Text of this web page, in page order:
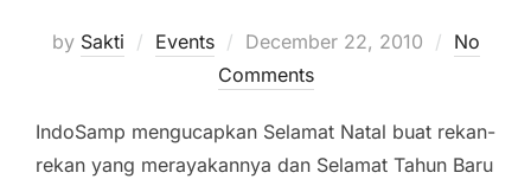
by Sakti Events
Posted
on
December 22, 2010
No
Comments
IndoSamp mengucapkan Selamat Natal buat rekan-
rekan yang merayakannya dan Selamat Tahun Baru